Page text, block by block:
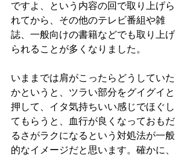
ですよ、という内容の回で取り上げら
れてから、その他のテレビ番組や雑
誌、一般向けの書籍などでも取り上げ
られることが多くなりました。
いままでは肩がこったらどうしていた
かというと、ツラい部分をグイグイと
押して、イタ気持ちいい感じでほぐし
てもらうと、血行が良くなっておもだ
るさがラクになるという対処法が一般
的なイメージだと思います。確かに、